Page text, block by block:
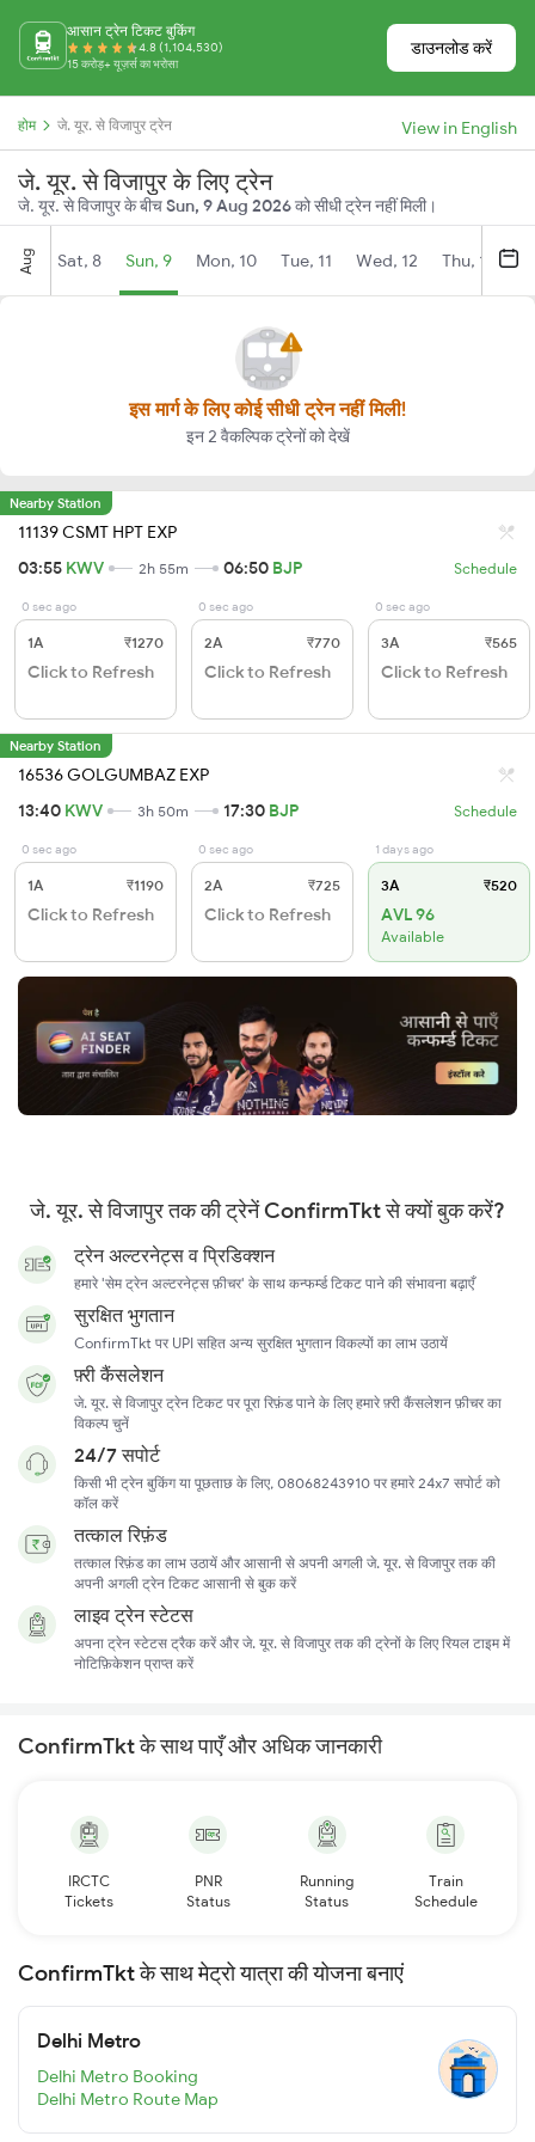
आसान ट्रेन टिकट बुकिंग
4.8 (1,104,530)
15 करोड़+ यूज़र्स का भरोसा
डाउनलोड करें
होम जे. यूर. से विजापुर ट्रेन View in English
जे. यूर. से विजापुर के लिए ट्रेन
जे. यूर. से विजापुर के बीचSun, 9 Aug 2026 को सीधी ट्रेन नहीं मिली।
Aug Sat, 8 Sun, 9 Mon, 10 Tue, 11 Wed, 12 Thu, 13
इस मार्ग के लिए कोई सीधी ट्रेन नहीं मिली!
इन 2 वैकल्पिक ट्रेनों को देखें
Nearby Station
11139 CSMT HPT EXP
03:55 KWV 2h 55m 06:50 BJP Schedule
0 sec ago
1A ₹1270
Click to Refresh
0 sec ago
2A ₹770
Click to Refresh
0 sec ago
3A ₹565
Click to Refresh
Nearby Station
16536 GOLGUMBAZ EXP
13:40 KWV 3h 50m 17:30 BJP Schedule
0 sec ago
1A ₹1190
Click to Refresh
0 sec ago
2A ₹725
Click to Refresh
1 days ago
3A ₹520
AVL 96
Available
जे. यूर. से विजापुर तक की ट्रेनें ConfirmTkt से क्यों बुक करें?
ट्रेन अल्टरनेट्स व प्रिडिक्शन
हमारे 'सेम ट्रेन अल्टरनेट्स फ़ीचर' के साथ कन्फर्म्ड टिकट पाने की संभावना बढ़ाएँ
सुरक्षित भुगतान
ConfirmTkt पर UPI सहित अन्य सुरक्षित भुगतान विकल्पों का लाभ उठायें
फ़्री कैंसलेशन
जे. यूर. से विजापुर ट्रेन टिकट पर पूरा रिफ़ंड पाने के लिए हमारे फ़्री कैंसलेशन फ़ीचर का
विकल्प चुनें
24/7 सपोर्ट
किसी भी ट्रेन बुकिंग या पूछताछ के लिए, 08068243910 पर हमारे 24x7 सपोर्ट को
कॉल करें
तत्काल रिफ़ंड
तत्काल रिफ़ंड का लाभ उठायें और आसानी से अपनी अगली जे. यूर. से विजापुर तक की
अपनी अगली ट्रेन टिकट आसानी से बुक करें
लाइव ट्रेन स्टेटस
अपना ट्रेन स्टेटस ट्रैक करें और जे. यूर. से विजापुर तक की ट्रेनों के लिए रियल टाइम में
नोटिफ़िकेशन प्राप्त करें
ConfirmTkt के साथ पाएँ और अधिक जानकारी
IRCTC
Tickets
PNR
Status
Running
Status
Train
Schedule
ConfirmTkt के साथ मेट्रो यात्रा की योजना बनाएं
Delhi Metro
Delhi Metro Booking
Delhi Metro Route Map